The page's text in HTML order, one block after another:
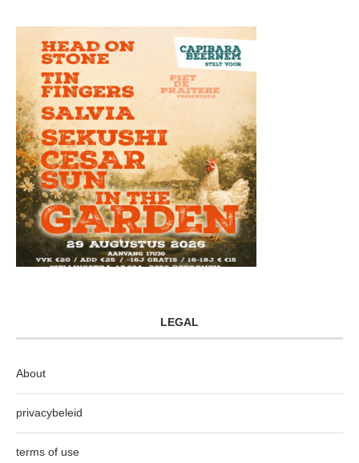
LEGAL
About
privacybeleid
terms of use